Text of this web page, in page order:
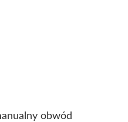
obwód